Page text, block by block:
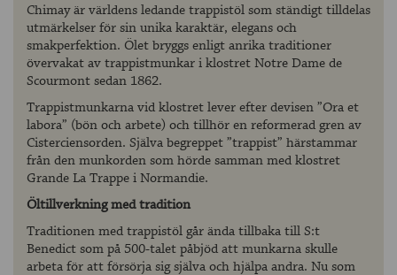
Chimay är världens ledande trappistöl som ständigt tilldelas
utmärkelser för sin unika karaktär, elegans och
smakperfektion. Ölet bryggs enligt anrika traditioner
övervakat av trappistmunkar i klostret Notre Dame de
Scourmont sedan 1862.
Trappistmunkarna vid klostret lever efter devisen ”Ora et
labora” (bön och arbete) och tillhör en reformerad gren av
Cisterciensorden. Själva begreppet ”trappist” härstammar
från den munkorden som hörde samman med klostret
Grande La Trappe i Normandie.
Öltillverkning med tradition
Traditionen med trappistöl går ända tillbaka till S:t
Benedict som på 500-talet påbjöd att munkarna skulle
arbeta för att försörja sig själva och hjälpa andra. Nu som